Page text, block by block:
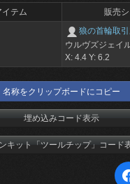
テム 販売
狼の首輪取引
ウルヴズジェイ
X: 4.4 Y: 6.2
名称をクリップボードにコピー
埋め込みコード表示
キット「ツールチップ」コード